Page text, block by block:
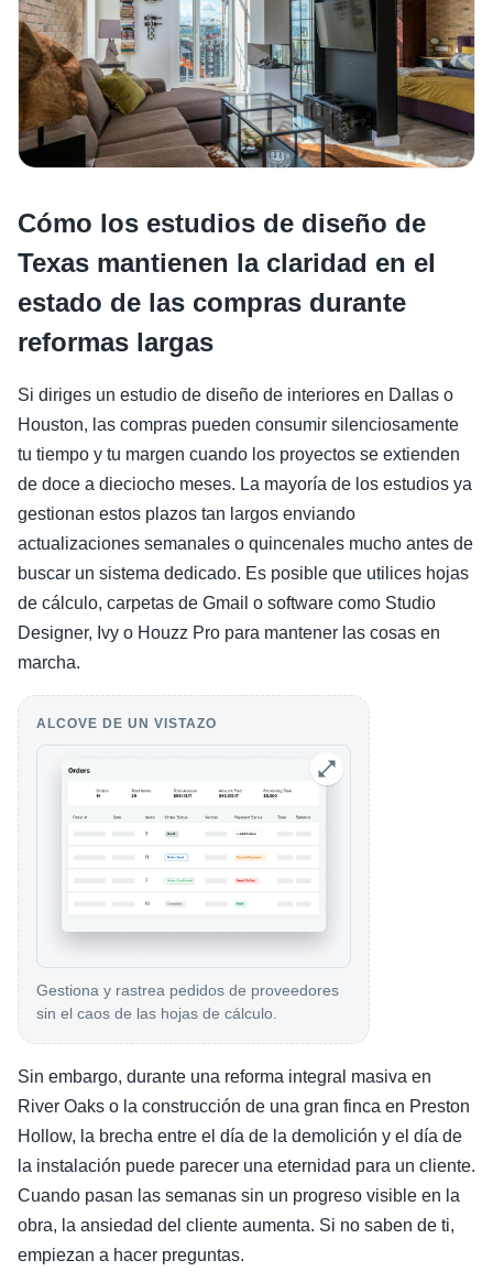
Cómo los estudios de diseño de
Texas mantienen la claridad en el
estado de las compras durante
reformas largas
Si diriges un estudio de diseño de interiores en Dallas o
Houston, las compras pueden consumir silenciosamente
tu tiempo y tu margen cuando los proyectos se extienden
de doce a dieciocho meses. La mayoría de los estudios ya
gestionan estos plazos tan largos enviando
actualizaciones semanales o quincenales mucho antes de
buscar un sistema dedicado. Es posible que utilices hojas
de cálculo, carpetas de Gmail o software como Studio
Designer, Ivy o Houzz Pro para mantener las cosas en
marcha.
ALCOVE DE UN VISTAZO
Gestiona y rastrea pedidos de proveedores
sin el caos de las hojas de cálculo.
Sin embargo, durante una reforma integral masiva en
River Oaks o la construcción de una gran finca en Preston
Hollow, la brecha entre el día de la demolición y el día de
la instalación puede parecer una eternidad para un cliente.
Cuando pasan las semanas sin un progreso visible en la
obra, la ansiedad del cliente aumenta. Si no saben de ti,
empiezan a hacer preguntas.